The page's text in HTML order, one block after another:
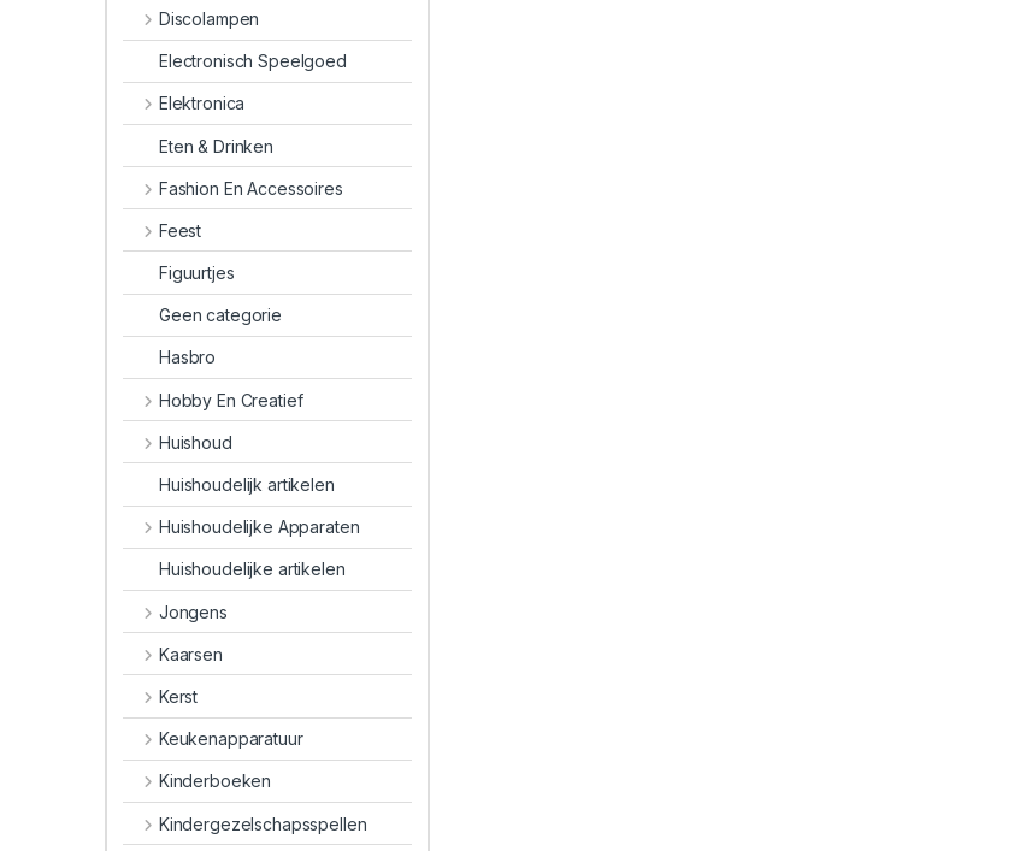
Discolampen
Electronisch Speelgoed
Elektronica
Eten & Drinken
Fashion En Accessoires
Feest
Figuurtjes
Geen categorie
Hasbro
Hobby En Creatief
Huishoud
Huishoudelijk artikelen
Huishoudelijke Apparaten
Huishoudelijke artikelen
Jongens
Kaarsen
Kerst
Keukenapparatuur
Kinderboeken
Kindergezelschapsspellen